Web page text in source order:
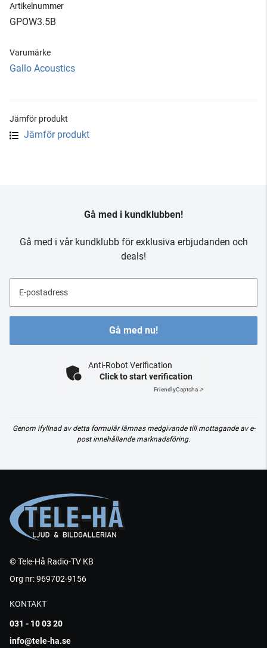
Artikelnummer
GPOW3.5B
Varumärke
Gallo Acoustics
Jämför produkt
Jämför produkt
Gå med i kundklubben!
Gå med i vår kundklubb för exklusiva erbjudanden och
deals!
E-postadress
Gå med nu!
Anti-Robot Verification
Click to start verification
FriendlyCaptcha ⇗
Genom ifyllnad av detta formulär lämnas medgivande till mottagande av e-
post innehållande marknadsföring.
© Tele-Hå Radio-TV KB
Org nr: 969702-9156
KONTAKT
031 - 10 03 20
info@tele-ha.se